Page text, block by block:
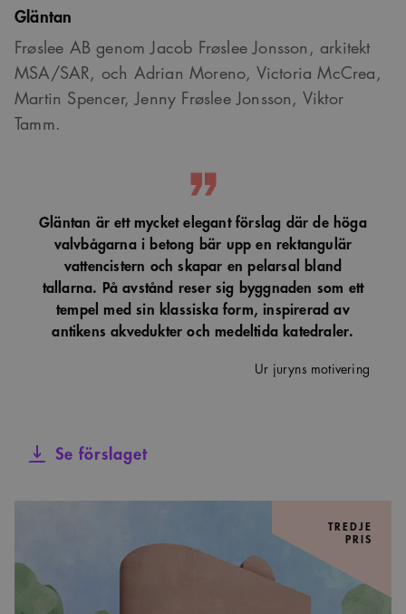
Gläntan
Frøslee AB genom Jacob Frøslee Jonsson, arkitekt
MSA/SAR, och Adrian Moreno, Victoria McCrea,
Martin Spencer, Jenny Frøslee Jonsson, Viktor
Tamm.
Gläntan är ett mycket elegant förslag där de höga
valvbågarna i betong bär upp en rektangulär
vattencistern och skapar en pelarsal bland
tallarna. På avstånd reser sig byggnaden som ett
tempel med sin klassiska form, inspirerad av
antikens akvedukter och medeltida katedraler.
Ur juryns motivering
Se förslaget
TREDJE
PRIS